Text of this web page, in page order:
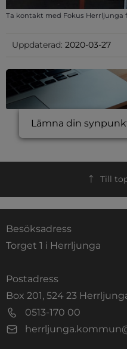
Ta kontakt med Fokus Herrljunga
Uppdaterad: 2020-03-27
Lämna din
Till
Besöksadress
Torget 1 i Herrljunga
Postadress
Box 201, 524 23
0513-170 00